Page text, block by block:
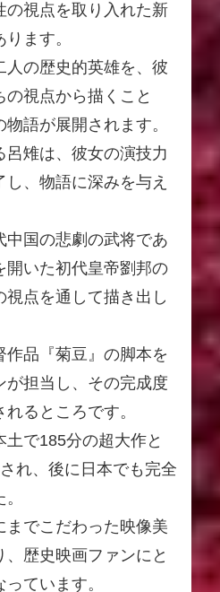
の視点を取り入れた新
ます。
人の歴史的英雄を、彼
の視点から描くこと
語が展開されます。
呂雉は、彼女の演技力
、物語に深みを与え
中国の悲劇の武将であ
開いた初代皇帝劉邦の
視点を通して描き出し
作品『菊豆』の脚本を
が担当し、その完成度
るところです。
土で185分の超大作と
れ、後に日本でも完全
までこだわった映像美
、歴史映画ファンにと
ています。